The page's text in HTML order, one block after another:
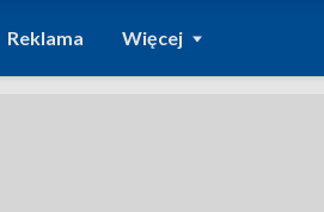
Reklama Więcej